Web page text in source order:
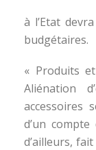
à l’Etat
budgétaires.
« Produits
Aliénation
accessoires
d’un
d’ailleurs,